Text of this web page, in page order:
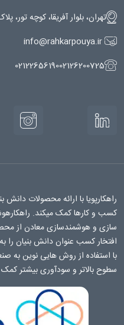
تهران، بلوار آفریقا، کوچه تور، پلاک 11، واحد
info@rahkarpouya.ir
02126200725
02122656190
راهکارپویا با ارائه محصولات
کسب و کارها کمک میکند.
سازی و هوشمندسازی معادن از
افتخار کسب عنوان دانش بنیان
با استفاده از روش هایی نوین به
سطوح بالاتر و سودآوری بیشتر